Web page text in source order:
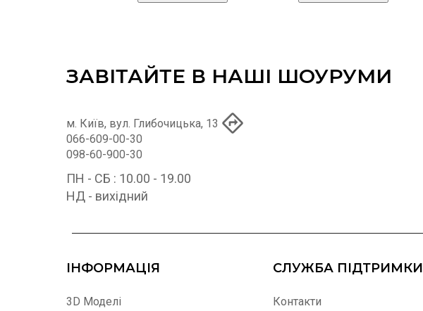
ЗАВІТАЙТЕ В НАШІ ШОУРУМИ
м. Київ, вул. Глибочицька, 13
066-609-00-30
098-60-900-30
ПН - СБ : 10.00 - 19.00
НД - вихідний
ІНФОРМАЦІЯ
3D Моделі
СЛУЖБА ПІДТРИМКИ
Контакти